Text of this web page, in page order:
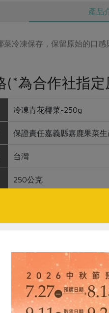
產品
菜冷凍保存，保留原始的口感
(*為合作社指定
冷凍青花椰菜-250g
保證責任嘉義縣嘉鹿果菜
台灣
250公克
冷凍未開封可保存12個月
口感清脆鮮甜
本品不需解凍，直接快炒